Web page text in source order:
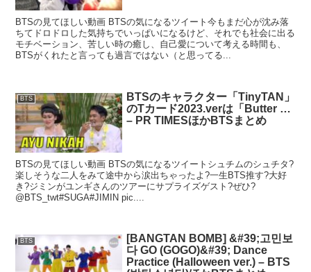
BTSの見てほしい動画 BTSの気になるツイート今もまだ心が沈み落
ちてドロドロした気持ちでいっぱいになるけど、それでも社会に出る
モチベーション、苦しい時の癒し、自己愛について考える時間も、
BTSがくれたと言っても過言ではない（と思ってる...
BTS
BTSのキャラクター「TinyTAN」
のTカード2023.verは「Butter …
– PR TIMESほかBTSまとめ
BTSの見てほしい動画 BTSの気になるツイートシュチムのシュチタ?
楽しそうな二人をみて途中から涙出ちゃったよ?一生BTS推す?大好
き?ジミンがユンギさんのツアーにサプライズゲスト?ぜひ?
@BTS_twt#SUGA#JIMIN pic....
BTS
[BANGTAN BOMB] &#39;고민보
다 GO (GOGO)&#39; Dance
Practice (Halloween ver.) – BTS